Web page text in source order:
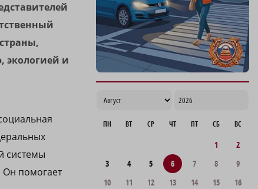
экологией и
системы
Он помогает
ПН ВТ СР ЧТ ПТ СБ ВС
1
2
3
4 5 6 7 8
9
10
11 12 13 14 15
16